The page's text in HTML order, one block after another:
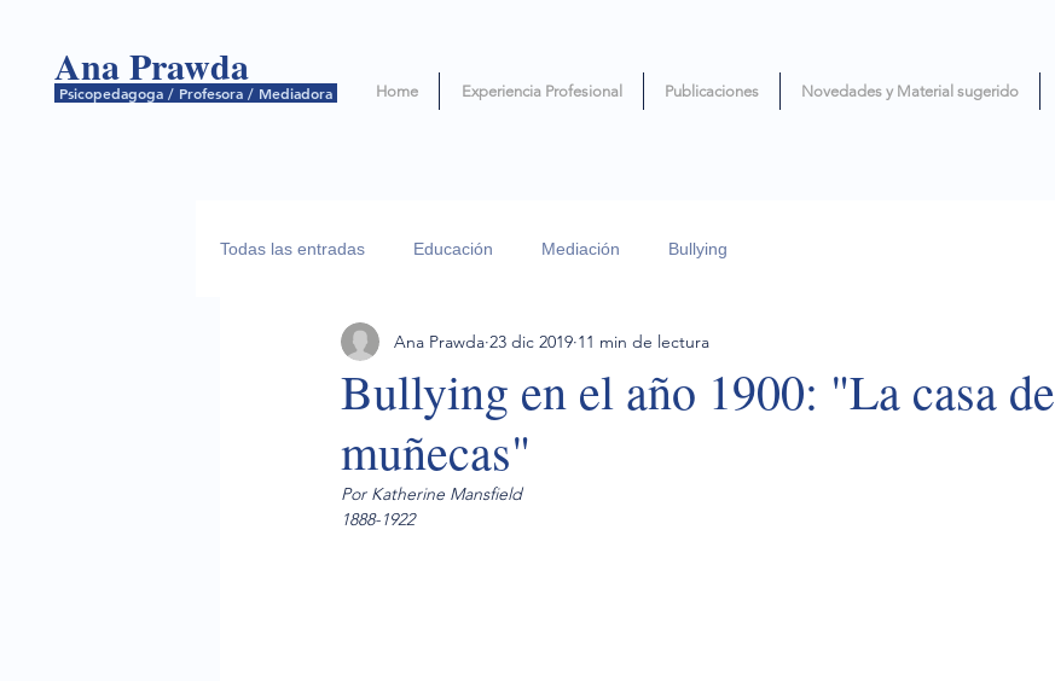
Home Experiencia Profesional Publicaciones Novedades y Material sugerido
AnaPrawda
Psicopedagoga / Profesora / Mediadora
Todas las entradas Educación Mediación Bullying
Bullying en el año 1900: "La casa de
muñecas"
Ana Prawda 23 dic 2019 11 min de lectura
Por Katherine Mansfield
1888-1922